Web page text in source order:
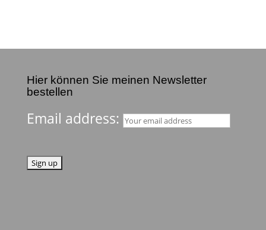
Hier können Sie meinen Newsletter
bestellen
Email address: